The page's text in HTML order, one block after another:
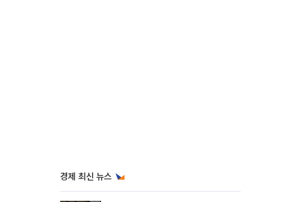
경제 최신 뉴스